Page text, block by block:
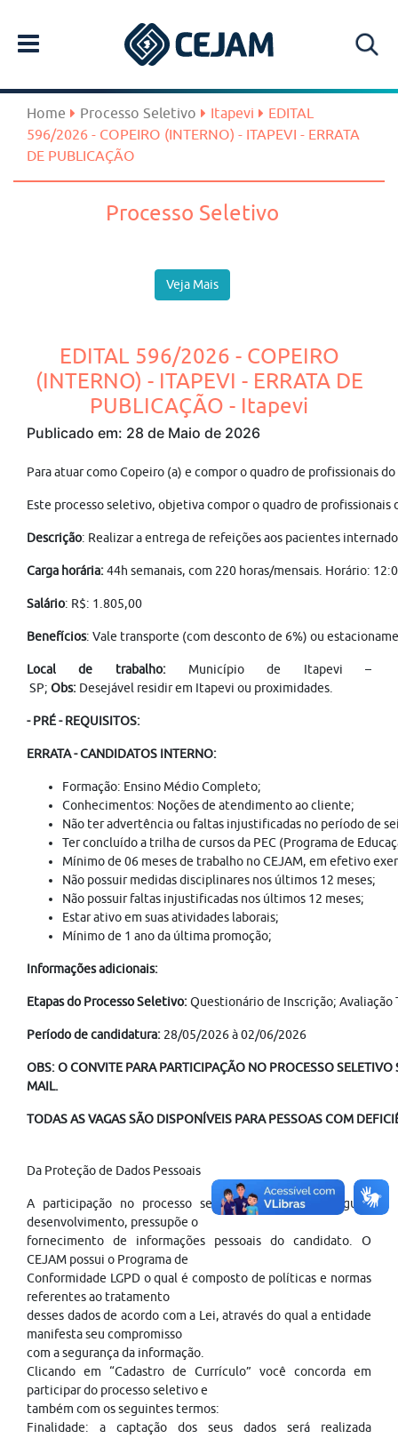
Home Processo Seletivo Itapevi
EDITAL
596/2026 - COPEIRO (INTERNO) - ITAPEVI - ERRATA
DE PUBLICAÇÃO
Processo Seletivo
Veja Mais
EDITAL 596/2026 - COPEIRO
(INTERNO) - ITAPEVI - ERRATA DE
PUBLICAÇÃO - Itapevi
Publicado em: 28 de Maio de 2026
Para atuar como Copeiro (a) e compor o quadro de profissionais
Este processo seletivo, objetiva compor o quadro de
Descrição: Realizar a entrega de refeições aos pacientes
Carga horária:44h semanais, com 220 horas/mensais. Horário:
Salário: R$: 1.805,00
Benefícios: Vale transporte (com desconto de 6%) ou
Local de trabalho:Município de Itapevi –
SP; Obs: Desejável residir em Itapevi ou proximidades.
- PRÉ - REQUISITOS:
ERRATA - CANDIDATOS INTERNO:
Formação: Ensino Médio Completo;
Conhecimentos: Noções de atendimento ao cliente;
Não ter advertência ou faltas injustificadas no período de
Ter concluído a trilha de cursos da PEC (Programa de
Mínimo de 06 meses de trabalho no CEJAM, em efetivo
Não possuir medidas disciplinares nos últimos 12 meses;
Não possuir faltas injustificadas nos últimos 12 meses;
Estar ativo em suas atividades laborais;
Mínimo de 1 ano da última promoção;
Informações adicionais:
Etapas do Processo Seletivo:Questionário de Inscrição; Avaliação
Período de candidatura: 28/05/2026 à 02/06/2026
OBS: O CONVITE PARA PARTICIPAÇÃO NO PROCESSO SELETIVO
MAIL.
TODAS AS VAGAS SÃO DISPONÍVEIS PARA PESSOAS COM
Da Proteção de Dados Pessoais
A participação no processo seletivo, para o seu regular
desenvolvimento, pressupõe o
fornecimento de informações pessoais do candidato. O
CEJAM possui o Programa de
Conformidade LGPD o qual é composto de políticas e normas
referentes ao tratamento
desses dados de acordo com a Lei, através do qual a entidade
manifesta seu compromisso
com a segurança da informação.
Clicando em “Cadastro de Currículo” você concorda em
participar do processo seletivo e
também com os seguintes termos:
Finalidade: a captação dos seus dados será realizada